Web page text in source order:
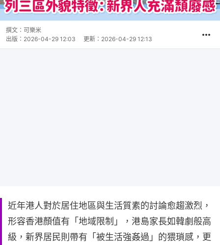
撰文： 可樂米
出版： 2026-04-29 12:03 更新： 2026-04-29 12:13
近年港人對於居住地區與生活質素的討論愈趨激烈，
形容香港顏值有「地域限制」，港島家長如韓劇般高
級，新界居民則帶有「被生活強姦過」的猥瑣感，更